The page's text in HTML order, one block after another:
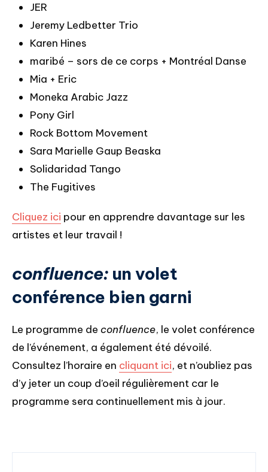
JER
Jeremy Ledbetter Trio
Karen Hines
maribé – sors de ce corps + Montréal Danse
Mia + Eric
Moneka Arabic Jazz
Pony Girl
Rock Bottom Movement
Sara Marielle Gaup Beaska
Solidaridad Tango
The Fugitives
Cliquez ici pour en apprendre davantage sur les
artistes et leur travail !
confluence:un volet
conférence bien garni
Le programme de confluence, le volet conférence
de l’événement, a également été dévoilé.
Consultez l’horaire en cliquant ici, et n’oubliez pas
d’y jeter un coup d’oeil régulièrement car le
programme sera continuellement mis à jour.